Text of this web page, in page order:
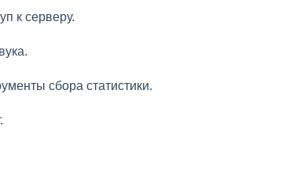
к серверу.
сбора статистики.